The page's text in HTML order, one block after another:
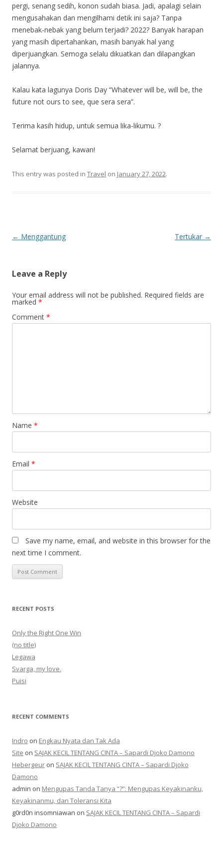
pergi, senang sedih, konon sudah biasa. Jadi, apalagi selain
mengusahakan dan mengilhami detik ini saja? Tanpa
menebak-nebak yang belum terjadi? 2022? Banyak harapan
yang masih dipertahankan, masih banyak hal yang
diperjuangkan. Semoga selalu dikuatkan dan dilapangkan
jalannya.
Kalau kata lagunya Doris Day “Whatever will be, will be, the
future not ours to see, que sera sera”.
Terima kasih hidup, untuk semua lika-likumu. ?
Selamat berjuang, kawan!
This entry was posted in Travel on January 27, 2022.
Post
← Menggantung Tertukar →
Leave a Reply
Your email address will not be published. Required fields are
marked *
Comment *
Name *
Email *
Website
Save my name, email, and website in this browser for the
next time I comment.
RECENT POSTS
Only the Right One Win
(no title)
Legawa
Svarga, my love.
Puisi
RECENT COMMENTS
Indro on Engkau Nyata dan Tak Ada
Site on SAJAK KECIL TENTANG CINTA – Sapardi Djoko Damono
Hebergeur on SAJAK KECIL TENTANG CINTA – Sapardi Djoko
Damono
admin on Mengupas Tanda Tanya “?”: Mengupas Keyakinanku,
Keyakinanmu, dan Toleransi Kita
g0rd0n insomniawan on SAJAK KECIL TENTANG CINTA – Sapardi
Djoko Damono